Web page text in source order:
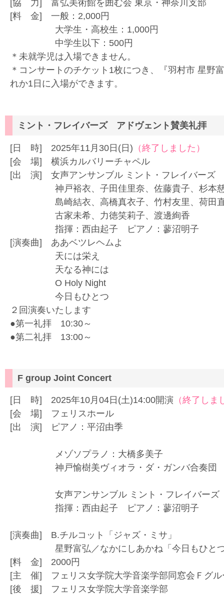
[協 力] 富弘美術館を囲む会 東京・神奈川支部
[料 金] 一般：2,000円
大学生・高校生：1,000円
中学生以下：500円
＊未就学児は入場できません。
＊コンサートのチケット1枚につき、『羽村市 星野
れか1日に入場ができます。
ミント・フレイバーズ アドヴェント賛美礼拝
[日 時] 2025年11月30日(日) （終了しました）
[会 場] 横浜カルバリーチャペル
[出 演] 女声アンサンブル ミント・フレイバーズ
神戸裕衣、子田佳里奈、佐藤貴子、杉本
島崎結衣、高橋真衣子、竹村友里、荷田
古家未希、力徳笑莉子、渡邊絢香
指揮：西由起子 ピアノ：蓼沼明子
[演奏曲] ああベツレヘムよ
天には栄え
天なる神には
O Holy Night
今日もひとつ
２回演奏いたします
●第一礼拝 10:30～
●第二礼拝 13:00～
F group Joint Concert
[日 時] 2025年10月04日(土)14:00開演 （終了しま
[会 場] フェリスホール
[出 演] ピアノ：平沼由季
メゾソプラノ：大橋多美子
神戸愉樹美ヴィオラ・ダ・ガンバ合奏団
女声アンサンブル ミント・フレイバーズ
指揮：西由起子 ピアノ：蓼沼明子
[演奏曲] B.チルコット「ジャズ・ミサ」
星野富弘／なかにしあかね「今日もひと
[料 金] 2000円
[主 催] フェリス女学院大学音楽学部同窓会Ｆグル
[後 援] フェリス女学院大学音楽学部